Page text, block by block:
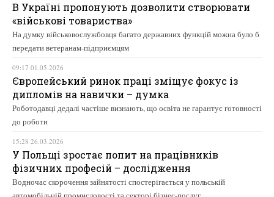
В Україні пропонують дозволити створювати
«військові товариства»
На думку військовослужбовця багато державних функцій можна було б
передати ветеранам-підприємцям
09:17 01.05.2026
Європейський ринок праці зміщує фокус із
дипломів на навички – думка
Роботодавці дедалі частіше визнають, що освіта не гарантує готовності
до роботи
15:28 26.03.2026
У Польщі зростає попит на працівників
фізичних професій – дослідження
Водночас скорочення зайнятості спостерігається у польській